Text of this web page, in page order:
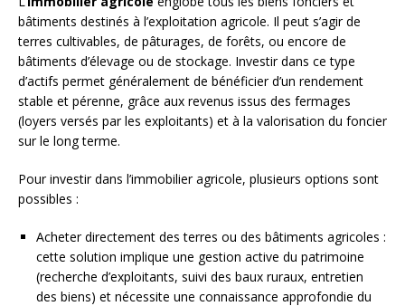
bâtiments destinés à l’exploitation agricole. Il peut s’agir de
terres cultivables, de pâturages, de forêts, ou encore de
bâtiments d’élevage ou de stockage. Investir dans ce type
d’actifs permet généralement de bénéficier d’un rendement
stable et pérenne, grâce aux revenus issus des fermages
(loyers versés par les exploitants) et à la valorisation du foncier
sur le long terme.
Pour investir dans l’immobilier agricole, plusieurs options sont
possibles :
Acheter directement des terres ou des bâtiments agricoles :
cette solution implique une gestion active du patrimoine
(recherche d’exploitants, suivi des baux ruraux, entretien
des biens) et nécessite une connaissance approfondie du